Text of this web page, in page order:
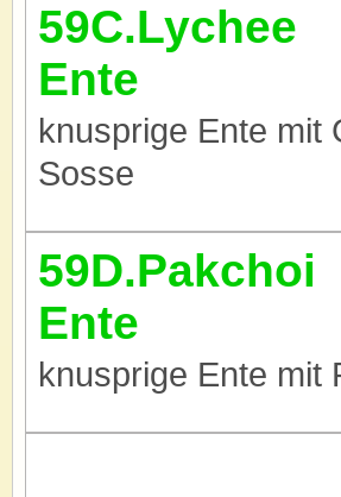
59C.Lychee
Ente
knusprige Ente mit
Sosse
59D.Pakchoi
Ente
knusprige Ente mit